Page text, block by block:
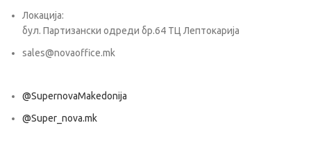
Локација:
бул. Партизански одреди бр.64 ТЦ Лептокарија
sales@novaoffice.mk
@SupernovaMakedonija
@Super_nova.mk